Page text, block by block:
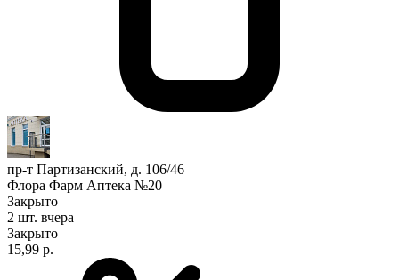
пр-т Партизанский, д. 106/46
Флора Фарм Аптека №20
Закрыто
2 шт. вчера
Закрыто
15,99 р.